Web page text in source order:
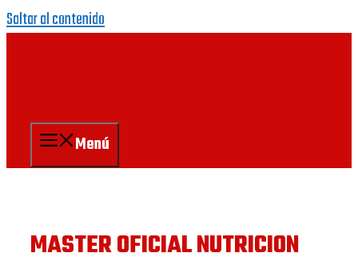
Saltar al contenido
Menú
MASTER OFICIAL NUTRICION